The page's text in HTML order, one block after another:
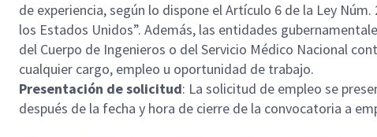
de experiencia, según lo dispone el Artículo 6 de la Ley
los Estados Unidos”. Además, las entidades
del Cuerpo de Ingenieros o del Servicio Médico Nacional
cualquier cargo, empleo u oportunidad de trabajo.
Presentación de solicitud: La solicitud de empleo se
después de la fecha y hora de cierre de la convocatoria a